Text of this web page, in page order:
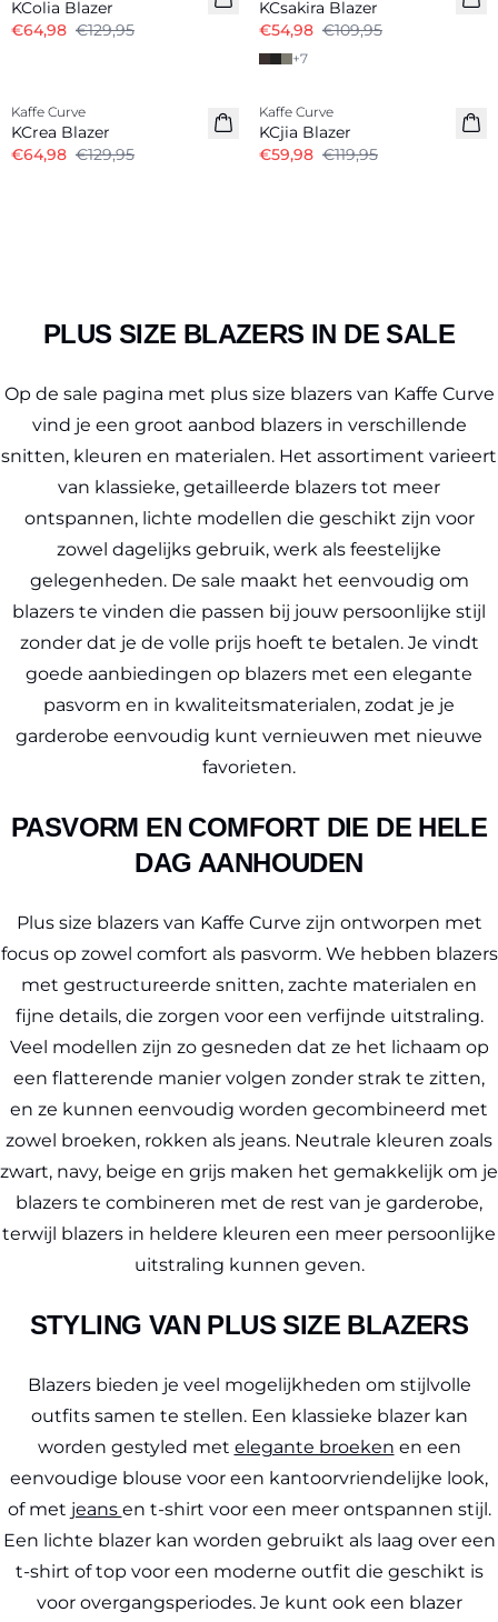
KColia Blazer
€64,98 €129,95
KCsakira Blazer
€54,98 €109,95
+7
Kaffe Curve
KCrea Blazer
€64,98 €129,95
Kaffe Curve
KCjia Blazer
€59,98 €119,95
PLUS SIZE BLAZERS IN DE SALE
Op de sale pagina met plus size blazers van Kaffe Curve
vind je een groot aanbod blazers in verschillende
snitten, kleuren en materialen. Het assortiment varieert
van klassieke, getailleerde blazers tot meer
ontspannen, lichte modellen die geschikt zijn voor
zowel dagelijks gebruik, werk als feestelijke
gelegenheden. De sale maakt het eenvoudig om
blazers te vinden die passen bij jouw persoonlijke stijl
zonder dat je de volle prijs hoeft te betalen. Je vindt
goede aanbiedingen op blazers met een elegante
pasvorm en in kwaliteitsmaterialen, zodat je je
garderobe eenvoudig kunt vernieuwen met nieuwe
favorieten.
PASVORM EN COMFORT DIE DE HELE
DAG AANHOUDEN
Plus size blazers van Kaffe Curve zijn ontworpen met
focus op zowel comfort als pasvorm. We hebben blazers
met gestructureerde snitten, zachte materialen en
fijne details, die zorgen voor een verfijnde uitstraling.
Veel modellen zijn zo gesneden dat ze het lichaam op
een flatterende manier volgen zonder strak te zitten,
en ze kunnen eenvoudig worden gecombineerd met
zowel broeken, rokken als jeans. Neutrale kleuren zoals
zwart, navy, beige en grijs maken het gemakkelijk om je
blazers te combineren met de rest van je garderobe,
terwijl blazers in heldere kleuren een meer persoonlijke
uitstraling kunnen geven.
STYLING VAN PLUS SIZE BLAZERS
Blazers bieden je veel mogelijkheden om stijlvolle
outfits samen te stellen. Een klassieke blazer kan
worden gestyled met elegante broeken en een
eenvoudige blouse voor een kantoorvriendelijke look,
of met jeans en t-shirt voor een meer ontspannen stijl.
Een lichte blazer kan worden gebruikt als laag over een
t-shirt of top voor een moderne outfit die geschikt is
voor overgangsperiodes. Je kunt ook een blazer